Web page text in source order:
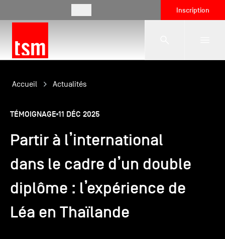
Inscription
L'école
Formations
Entreprises
Accueil Actualités
TÉMOIGNAGE 11 DÉC 2025
Partir à l’international
dans le cadre d’un double
diplôme : l’expérience de
Léa en Thaïlande